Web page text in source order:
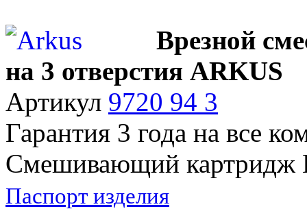
Врезной
на 3 отверстия ARKUS
Артикул 9720 94 3
Гарантия 3 года на все
Смешивающий картридж
Паспорт изделия